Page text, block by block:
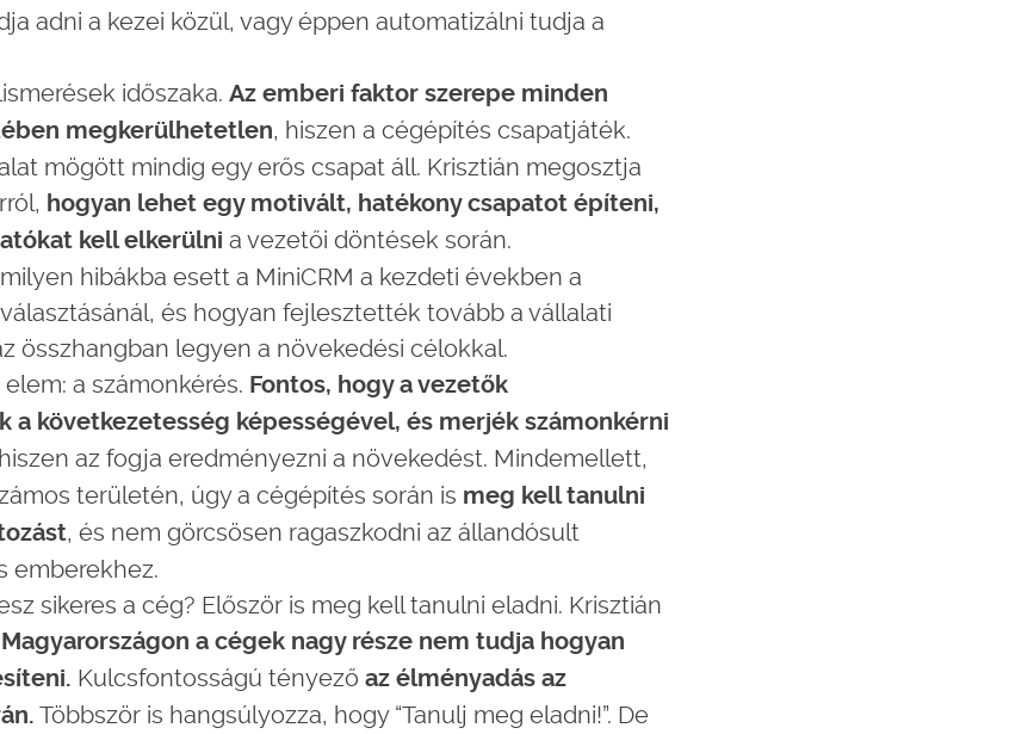
adni a kezei közül, vagy éppen automatizálni tudja a
időszaka. Az emberi faktor szerepe minden
megkerülhetetlen, hiszen a cégépítés csapatjáték.
mögött mindig egy erős csapat áll. Krisztián megosztja
hogyan lehet egy motivált, hatékony csapatot építeni,
kell elkerülni a vezetői döntések során.
hibákba esett a MiniCRM a kezdeti években a
és hogyan fejlesztették tovább a vállalati
összhangban legyen a növekedési célokkal.
a számonkérés. Fontos, hogy a vezetők
a következetesség képességével, és merjék számonkérni
az fogja eredményezni a növekedést. Mindemellett,
területén, úgy a cégépítés során is meg kell tanulni
, és nem görcsösen ragaszkodni az állandósult
emberekhez.
sikeres a cég? Először is meg kell tanulni eladni. Krisztián
Magyarországon a cégek nagy része nem tudja hogyan
Kulcsfontosságú tényező az élményadás az
Többször is hangsúlyozza, hogy “Tanulj meg eladni!”. De